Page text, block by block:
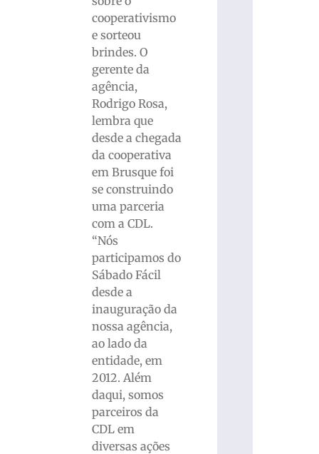
cooperativismo
e sorteou
brindes. O
gerente da
agência,
Rodrigo Rosa,
lembra que
desde a chegada
da cooperativa
em Brusque foi
se construindo
uma parceria
com a CDL.
“Nós
participamos do
Sábado Fácil
desde a
inauguração da
nossa agência,
ao lado da
entidade, em
2012. Além
daqui, somos
parceiros da
CDL em
diversas ações